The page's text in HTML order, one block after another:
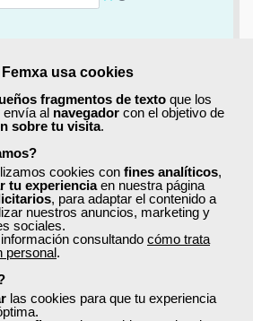
usa cookies
fragmentos de texto que los
envía al navegador con el objetivo de
sobre tu visita.
cookies con fines analíticos,
tu experienciaen nuestra página
, para adaptar el contenido a
nuestros anuncios, marketing y
sociales.
consultando cómo trata
personal.
las cookies para que tu experiencia
tu perfil?
mi perfil más adelante
sobre cursos, ofertas
para el aprendizaje.